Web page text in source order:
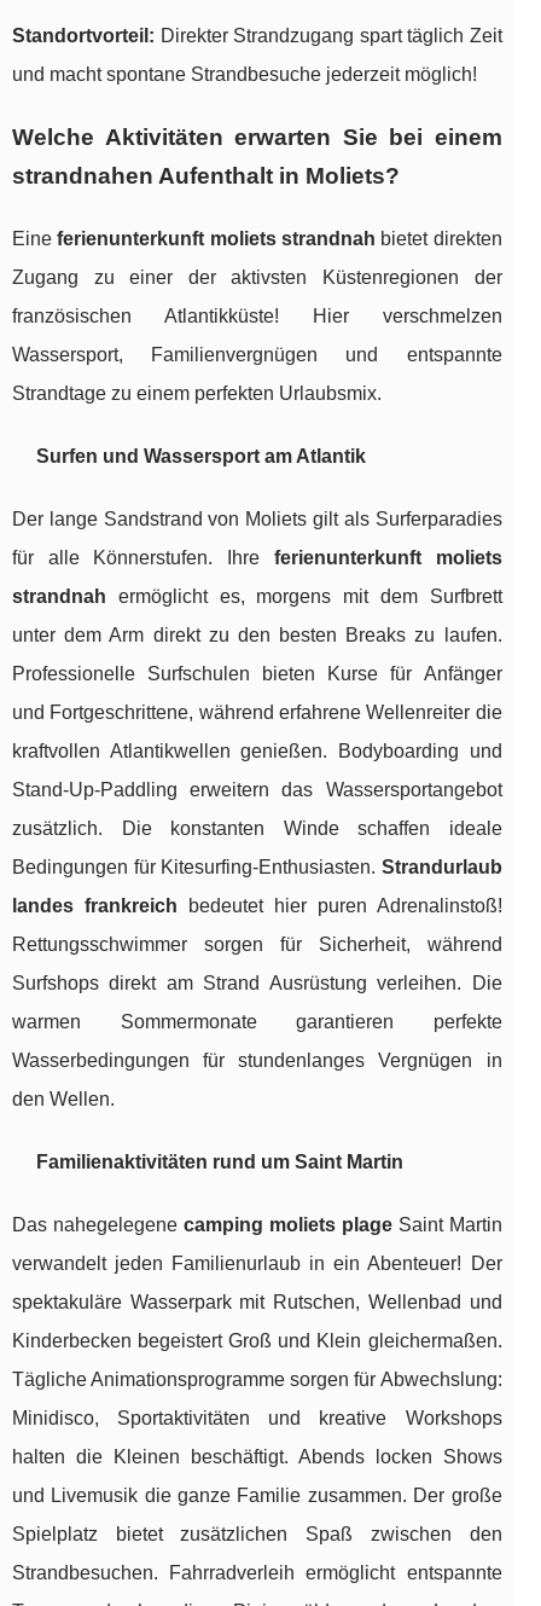
Standortvorteil: Direkter Strandzugang spart täglich Zeit
und macht spontane Strandbesuche jederzeit möglich!
Welche Aktivitäten erwarten Sie bei einem
strandnahen Aufenthalt in Moliets?
Eineferienunterkunft moliets strandnah bietet direkten
Zugang zu einer der aktivsten Küstenregionen der
französischen Atlantikküste! Hier verschmelzen
Wassersport, Familienvergnügen und entspannte
Strandtage zu einem perfekten Urlaubsmix.
Surfen und Wassersport am Atlantik
Der lange Sandstrand von Moliets gilt als Surferparadies
für alle Könnerstufen. Ihre ferienunterkunft moliets
strandnah ermöglicht es, morgens mit dem Surfbrett
unter dem Arm direkt zu den besten Breaks zu laufen.
Professionelle Surfschulen bieten Kurse für Anfänger
und Fortgeschrittene, während erfahrene Wellenreiter die
kraftvollen Atlantikwellen genießen. Bodyboarding und
Stand-Up-Paddling erweitern das Wassersportangebot
zusätzlich. Die konstanten Winde schaffen ideale
Bedingungen für Kitesurfing-Enthusiasten. Strandurlaub
landes frankreich bedeutet hier puren Adrenalinstoß!
Rettungsschwimmer sorgen für Sicherheit, während
Surfshops direkt am Strand Ausrüstung verleihen. Die
warmen Sommermonate garantieren perfekte
Wasserbedingungen für stundenlanges Vergnügen in
den Wellen.
Familienaktivitäten rund um Saint Martin
Das nahegelegene camping moliets plageSaint Martin
verwandelt jeden Familienurlaub in ein Abenteuer! Der
spektakuläre Wasserpark mit Rutschen, Wellenbad und
Kinderbecken begeistert Groß und Klein gleichermaßen.
Tägliche Animationsprogramme sorgen für Abwechslung:
Minidisco, Sportaktivitäten und kreative Workshops
halten die Kleinen beschäftigt. Abends locken Shows
und Livemusik die ganze Familie zusammen. Der große
Spielplatz bietet zusätzlichen Spaß zwischen den
Strandbesuchen. Fahrradverleih ermöglicht entspannte